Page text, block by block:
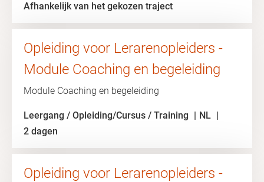
Afhankelijk van het gekozen traject
Opleiding voor Lerarenopleiders -
Module Coaching en begeleiding
Module Coaching en begeleiding
Leergang / Opleiding/Cursus / Training
NL
2 dagen
Opleiding voor Lerarenopleiders -